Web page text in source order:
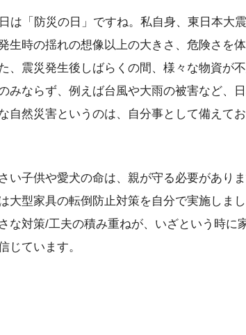
は「防災の日」ですね。私自身、東日本大
生時の揺れの想像以上の大きさ、危険さを
、震災発生後しばらくの間、様々な物資が
みならず、例えば台風や大雨の被害など、
自然災害というのは、自分事として備えて
い子供や愛犬の命は、親が守る必要があり
大型家具の転倒防止対策を自分で実施しま
な対策/工夫の積み重ねが、いざという時に
じています。